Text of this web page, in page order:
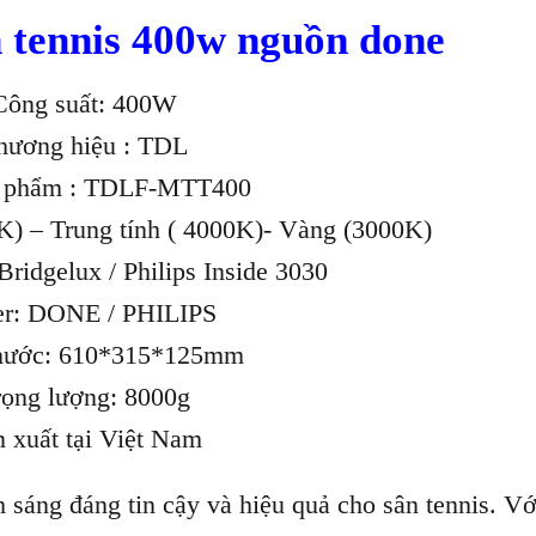
400w nguồn done
suất: 400W
hiệu : TDL
: TDLF-MTT400
– Trung tính ( 4000K)- Vàng (3000K)
/ Philips Inside 3030
DONE / PHILIPS
610*315*125mm
lượng: 8000g
xuất tại Việt Nam
đáng tin cậy và hiệu quả cho sân tennis.